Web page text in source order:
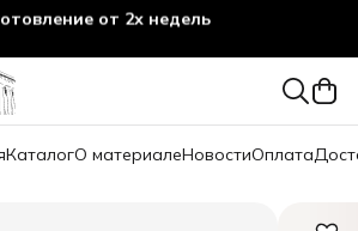
от 2х недель
КаталогО материалеНовостиОплата